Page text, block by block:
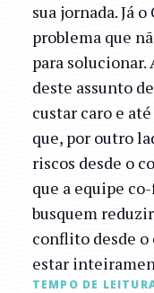
sua jornada. Já
problema que
para
deste assunto
custar caro e
que, por outro
riscos desde o
que a equipe
busquem
conflito desde o
estar
TEMPO DE